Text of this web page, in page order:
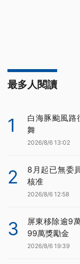
最多人閱讀
1
白海豚颱風路
舞
2026/8/6 13:02
2
8月起已無委
核准
2026/8/6 12:58
3
屏東移除逾9
99萬獎勵金
2026/8/6 19:39